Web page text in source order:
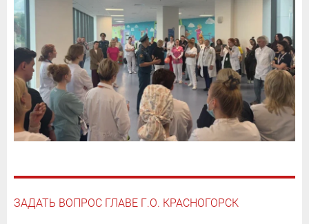
ЗАДАТЬ ВОПРОС ГЛАВЕ Г.О. КРАСНОГОРСК